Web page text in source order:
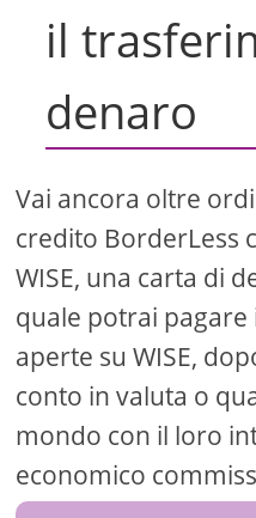
il
denaro
Vai ancora oltre
credito BorderLess
WISE, una carta di
quale potrai pagare
aperte su WISE,
conto in valuta o
mondo con il loro
economico